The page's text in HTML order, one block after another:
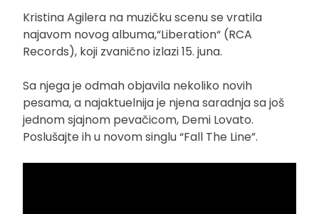
Kristina Agilera na muzičku scenu se vratila
najavom novog albuma,“Liberation“ (RCA
Records), koji zvanično izlazi 15. juna.
Sa njega je odmah objavila nekoliko novih
pesama, a najaktuelnija je njena saradnja sa još
jednom sjajnom pevačicom, Demi Lovato.
Poslušajte ih u novom singlu “Fall The Line”.